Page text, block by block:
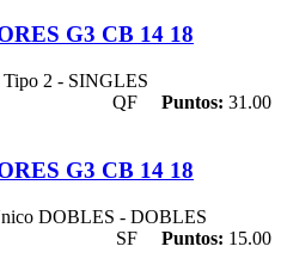
G3 CB 14 18
2 - SINGLES
QF
Puntos: 31.00
G3 CB 14 18
DOBLES - DOBLES
SF
Puntos: 15.00